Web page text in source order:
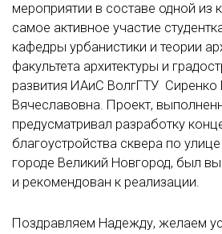
мероприятии в составе одной из
самое активное участие
кафедры урбанистики и теории
факультета архитектуры и
развития ИАиС ВолгГТУ
Вячеславовна. Проект,
предусматривал разработку
благоустройства сквера по
городе Великий Новгород, был
и рекомендован к реализации.
Поздравляем Надежду, желаем